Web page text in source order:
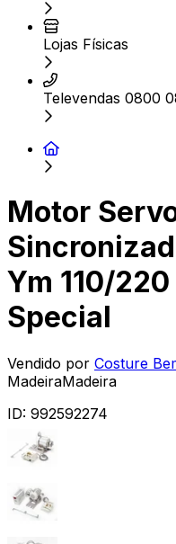
Lojas Físicas
Televendas 0800
Motor
Ym 110/
Special
Vendido por Costure
MadeiraMadeira
ID: 992592274